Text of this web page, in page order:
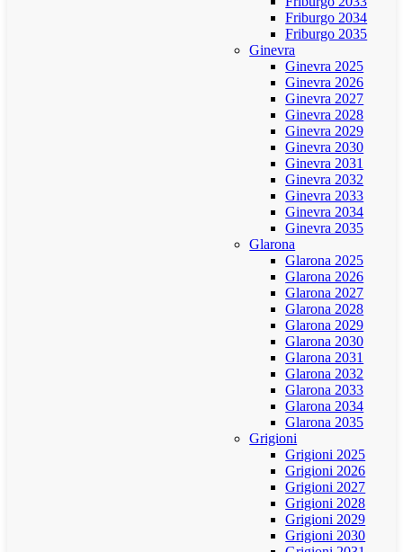
Friburgo 2034
Friburgo 2035
Ginevra
Ginevra 2025
Ginevra 2026
Ginevra 2027
Ginevra 2028
Ginevra 2029
Ginevra 2030
Ginevra 2031
Ginevra 2032
Ginevra 2033
Ginevra 2034
Ginevra 2035
Glarona
Glarona 2025
Glarona 2026
Glarona 2027
Glarona 2028
Glarona 2029
Glarona 2030
Glarona 2031
Glarona 2032
Glarona 2033
Glarona 2034
Glarona 2035
Grigioni
Grigioni 2025
Grigioni 2026
Grigioni 2027
Grigioni 2028
Grigioni 2029
Grigioni 2030